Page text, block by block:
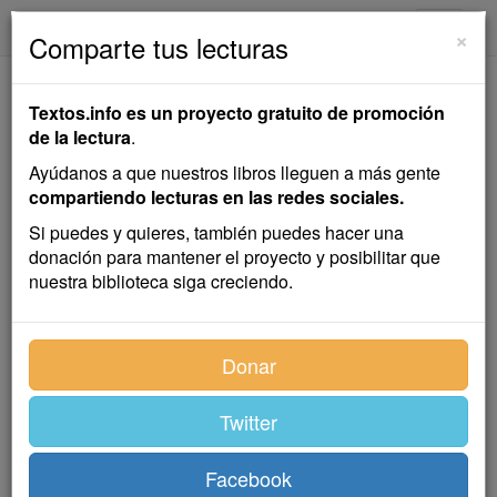
Reposo en sol
Cristóbal Miró Fernández
Reflexión
En la sociedad de las prisas tomarse un reposo es un
privilegio que no se debe subestimar hasta el punto de
considerarlo casi como un milagro, si creemos en la
existencia de los milagros, claro está… vivimos en un
mundo de relojes, y los relojes lógicos son fríos, no
entienden de sentimientos. Viven en un perpetuo
latido de tic-tac, en un tic-tac calculado al segundo,
limitado en cuadrados y rectángulos de celda. Pero
×
Comparte tus lecturas
Textos.info es un proyecto gratuito de promoción
de la lectura.
Ayúdanos a que nuestros libros lleguen a más gente
compartiendo lecturas en las redes sociales.
Si puedes y quieres, también puedes hacer una
donación para mantener el proyecto y posibilitar que
nuestra biblioteca siga creciendo.
Donar
Twitter
Facebook